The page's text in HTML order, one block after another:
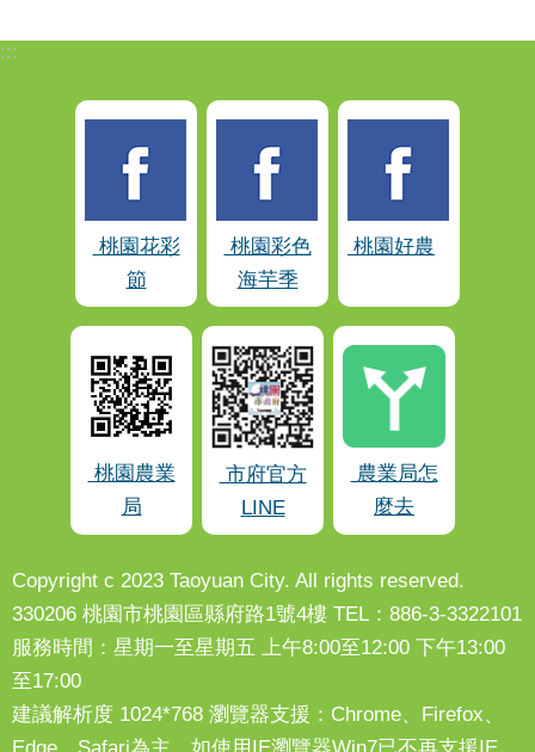
:::
桃園花彩
節
桃園彩色
海芋季
桃園好農
桃園農業
局
市府官方
LINE
農業局怎
麼去
Copyright c 2023 Taoyuan City. All rights reserved.
330206 桃園市桃園區縣府路1號4樓 TEL：886-3-3322101
服務時間：星期一至星期五 上午8:00至12:00 下午13:00
至17:00
建議解析度 1024*768 瀏覽器支援：Chrome、Firefox、